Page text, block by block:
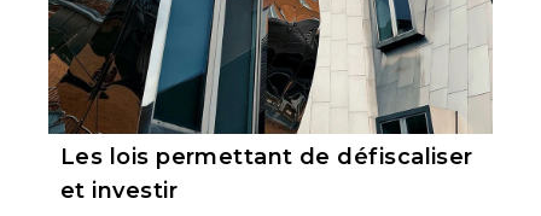
Les lois permettant de défiscaliser
et investir